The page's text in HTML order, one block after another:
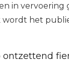
in vervoering
wordt het
ontzettend